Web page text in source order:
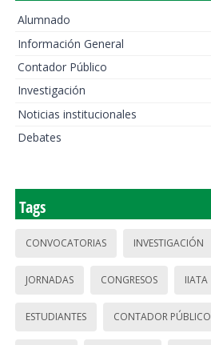
Alumnado
Información General
Contador Público
Investigación
Noticias institucionales
Debates
Tags
CONVOCATORIAS INVESTIGACIÓN
JORNADAS CONGRESOS IIATA
ESTUDIANTES CONTADOR PÚBLICO